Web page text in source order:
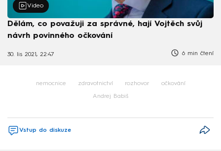
Video
Dělám, co považuji za správné, hají Vojtěch svůj
návrh povinného očkování
30. lis 2021, 22:47 6 min čtení
nemocnice zdravotnictví rozhovor očkování
Andrej Babiš
Vstup do diskuze